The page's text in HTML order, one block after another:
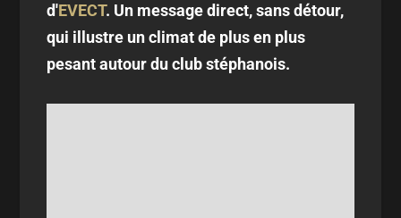
d'EVECT. Un message direct, sans détour,
qui illustre un climat de plus en plus
pesant autour du club stéphanois.